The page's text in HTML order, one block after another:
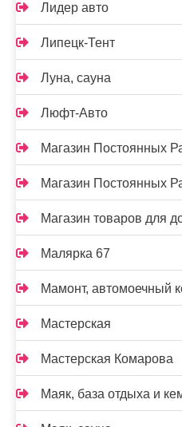
Лидер авто
Липецк-Тент
Луна, сауна
Люфт-Авто
Магазин Постоянных
Магазин Постоянных
Магазин товаров для
Малярка 67
Мамонт, автомоечный
Мастерская
Мастерская Комарова
Маяк, база отдыха и